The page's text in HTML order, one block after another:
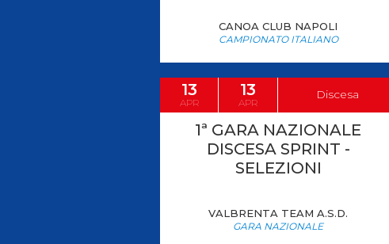
CANOA CLUB NAPOLI
CAMPIONATO ITALIANO
13
APR
13
APR
Discesa
1ª GARA NAZIONALE
DISCESA SPRINT -
SELEZIONI
VALBRENTA TEAM A.S.D.
GARA NAZIONALE